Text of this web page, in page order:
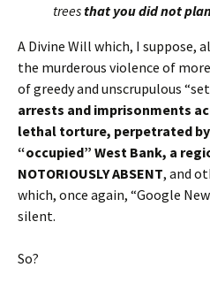
treesthat you did not
A Divine Will which, I suppose,
the murderous violence of
of greedy and unscrupulous
arrests and imprisonments
lethal torture, perpetrated
“occupied” West Bank, a
NOTORIOUSLY ABSENT, and
which, once again, “Google
silent.
So?